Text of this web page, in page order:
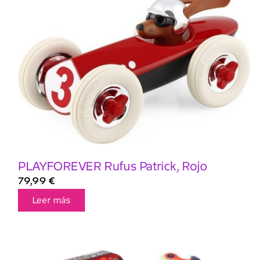
PLAYFOREVER Rufus Patrick, Rojo
79,99 €
Leer más